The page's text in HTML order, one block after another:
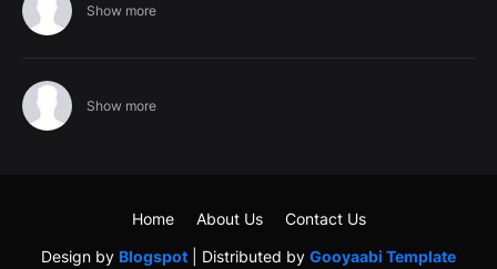
Show more
Show more
Design by Blogspot | Distributed by Gooyaabi Template
Home About Us Contact Us